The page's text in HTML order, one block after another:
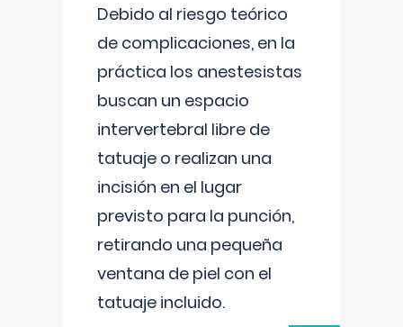
Debido al riesgo teórico
de complicaciones, en la
práctica los anestesistas
buscan un espacio
intervertebral libre de
tatuaje o realizan una
incisión en el lugar
previsto para la punción,
retirando una pequeña
ventana de piel con el
tatuaje incluido.